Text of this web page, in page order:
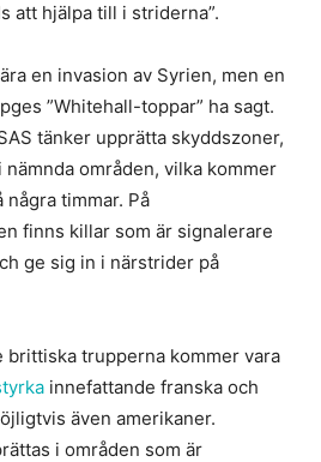
att hjälpa till i striderna”.
en invasion av Syrien, men en
”Whitehall-toppar” ha sagt.
tänker upprätta skyddszoner,
områden, vilka kommer
några timmar. På
finns killar som är signalerare
ge sig in i närstrider på
brittiska trupperna kommer vara
innefattande franska och
även amerikaner.
i områden som är